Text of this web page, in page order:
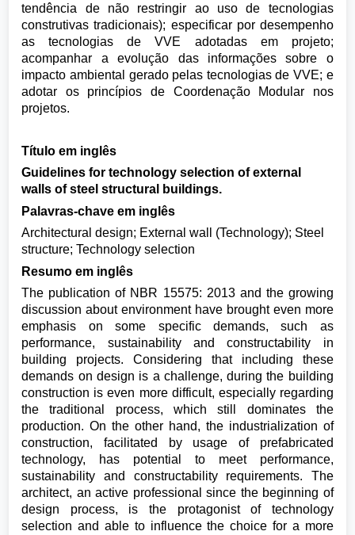
tendência de não restringir ao uso de tecnologias
construtivas tradicionais); especificar por desempenho
as tecnologias de VVE adotadas em projeto;
acompanhar a evolução das informações sobre o
impacto ambiental gerado pelas tecnologias de VVE; e
adotar os princípios de Coordenação Modular nos
projetos.
Título em inglês
Guidelines for technology selection of external
walls of steel structural buildings.
Palavras-chave em inglês
Architectural design; External wall (Technology); Steel
structure; Technology selection
Resumo em inglês
The publication of NBR 15575: 2013 and the growing
discussion about environment have brought even more
emphasis on some specific demands, such as
performance, sustainability and constructability in
building projects. Considering that including these
demands on design is a challenge, during the building
construction is even more difficult, especially regarding
the traditional process, which still dominates the
production. On the other hand, the industrialization of
construction, facilitated by usage of prefabricated
technology, has potential to meet performance,
sustainability and constructability requirements. The
architect, an active professional since the beginning of
design process, is the protagonist of technology
selection and able to influence the choice for a more